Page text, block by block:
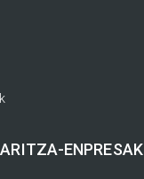
ENPRESAK